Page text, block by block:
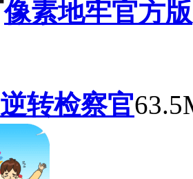
像素地牢官方版
逆转检察官